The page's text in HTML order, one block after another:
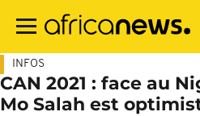
contenu
INFOS
CAN 2021 : face au
Mo Salah est